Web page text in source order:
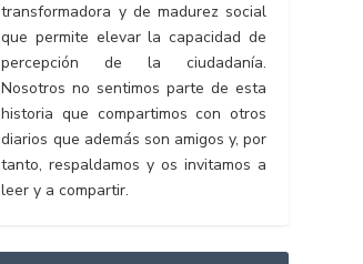
transformadora y de madurez social
que permite elevar la capacidad de
percepción de la ciudadanía.
Nosotros no sentimos parte de esta
historia que compartimos con otros
diarios que además son amigos y, por
tanto, respaldamos y os invitamos a
leer y a compartir.